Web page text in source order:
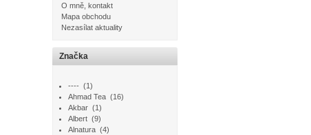
O mně, kontakt
Mapa obchodu
Nezasílat aktuality
Značka
---- (1)
Ahmad Tea (16)
Akbar (1)
Albert (9)
Alnatura (4)